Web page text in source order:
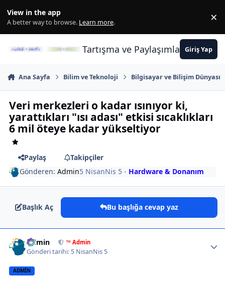
View in the app
A better way to browse. Learn more. ×
Tartışma ve PaylaşımlarınGiriş Yap
Ana Sayfa Bilim ve Teknoloji Bilgisayar ve Bilişim Dünyası
Veri merkezleri o kadar ısınıyor ki,
yarattıkları "ısı adası" etkisi sıcaklıkları
6 mil öteye kadar yükseltiyor
Paylaş
Takipçiler
Gönderen:Admin5 NisanNis 5- Hardware & Donanım
Başlık Aç Bu başlığa cevap yaz
Admin ™ Admin
Gönderi tarihi: 5 NisanNis 5
ADMIN